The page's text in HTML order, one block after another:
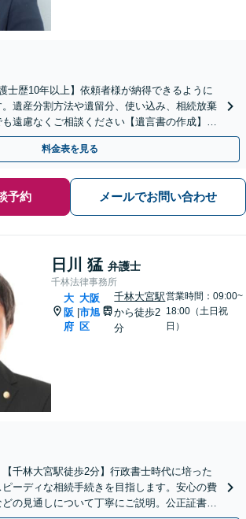
士歴10年以上】依頼者様が納得できるように
遺産分割方法や遺留分、使い込み、相続放棄
遠慮なくご相談ください【遺言書の作成】自
張可【Zoom面談可】
料金表を見る
予約 メールでお問い合わせ
日川 猛 弁護士
千林法律事務所
大
阪
府
|
大阪
市旭
区
千林大宮駅
から徒歩2
分
営業時間：09:00~
18:00（土日祝
日）
【千林大宮駅徒歩2分】行政書士時代に培った
ピーディな相続手続きを目指します。安心の費
の見通しについて丁寧にご説明。公正証書遺